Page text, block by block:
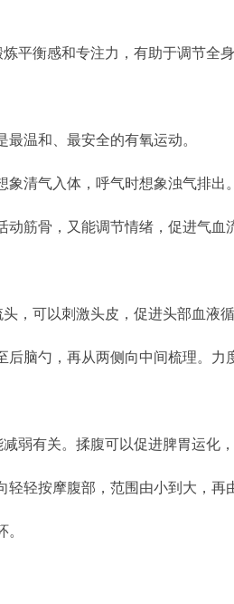
平衡感和专注力，有助于调节全身
温和、最安全的有氧运动。
清气入体，呼气时想象浊气排出。
筋骨，又能调节情绪，促进气血
，可以刺激头皮，促进头部血液
脑勺，再从两侧向中间梳理。力
弱有关。揉腹可以促进脾胃运化
轻按摩腹部，范围由小到大，再